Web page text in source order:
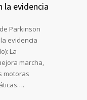
la evidencia
Parkinson
evidencia
La
marcha,
motoras